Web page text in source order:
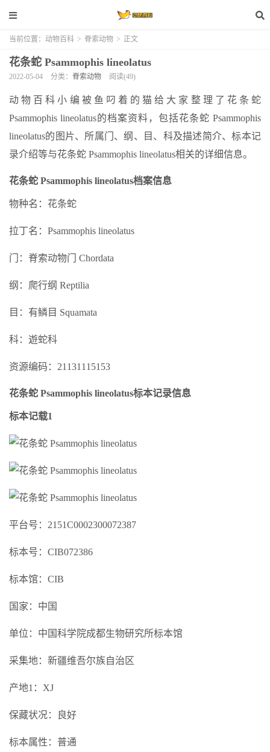
当前位置： 动物百科 > 脊索动物 > 正文
花条蛇 Psammophis lineolatus
2022-05-04 分类： 脊索动物 阅读(49)
动物百科小编被鱼叼着的猫给大家整理了花条蛇
Psammophis lineolatus的档案资料，包括花条蛇 Psammophis
lineolatus的图片、所属门、纲、目、科及描述简介、标本记
录介绍等与花条蛇 Psammophis lineolatus相关的详细信息。
花条蛇 Psammophis lineolatus档案信息
物种名：花条蛇
拉丁名：Psammophis lineolatus
门：脊索动物门 Chordata
纲：爬行纲 Reptilia
目：有鳞目 Squamata
科：遊蛇科
资源编码：21131115153
花条蛇 Psammophis lineolatus标本记录信息
标本记载1
平台号：2151C0002300072387
标本号：CIB072386
标本馆：CIB
国家：中国
单位：中国科学院成都生物研究所标本馆
采集地：新疆维吾尔族自治区
产地1：XJ
保藏状况：良好
标本属性：普通